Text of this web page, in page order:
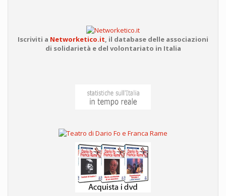
Iscriviti a Networketico.it, il database delle associazioni
di solidarietà e del volontariato in Italia